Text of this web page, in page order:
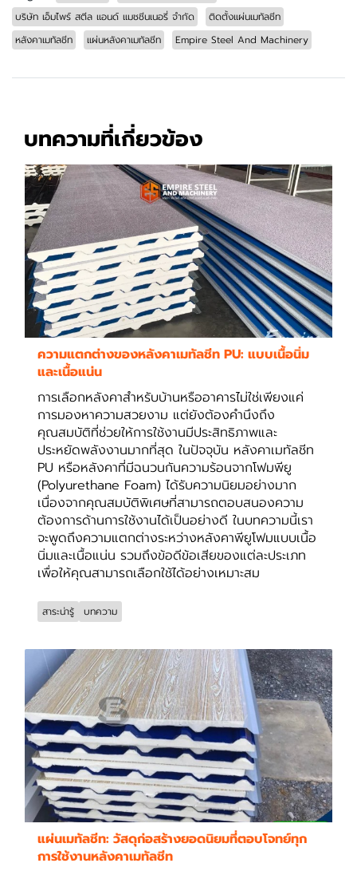
บริษัท เอ็มไพร์ สตีล แอนด์ แมชชีนเนอรี่ จำกัด
ติดตั้งแผ่นเมทัลชีท
หลังคาเมทัลชีท
แผ่นหลังคาเมทัลชีท Empire Steel And Machinery
บทความที่เกี่ยวข้อง
ความแตกต่างของหลังคาเมทัลชีท PU: แบบเนื้อนิ่ม
และเนื้อแน่น
การเลือกหลังคาสำหรับบ้านหรืออาคารไม่ใช่เพียงแค่
การมองหาความสวยงาม แต่ยังต้องคำนึงถึง
คุณสมบัติที่ช่วยให้การใช้งานมีประสิทธิภาพและ
ประหยัดพลังงานมากที่สุด ในปัจจุบัน หลังคาเมทัลชีท
PU หรือหลังคาที่มีฉนวนกันความร้อนจากโฟมพียู
(Polyurethane Foam) ได้รับความนิยมอย่างมาก
เนื่องจากคุณสมบัติพิเศษที่สามารถตอบสนองความ
ต้องการด้านการใช้งานได้เป็นอย่างดี ในบทความนี้เรา
จะพูดถึงความแตกต่างระหว่างหลังคาพียูโฟมแบบเนื้อ
นิ่มและเนื้อแน่น รวมถึงข้อดีข้อเสียของแต่ละประเภท
เพื่อให้คุณสามารถเลือกใช้ได้อย่างเหมาะสม
สาระน่ารู้ บทความ
แผ่นเมทัลชีท: วัสดุก่อสร้างยอดนิยมที่ตอบโจทย์ทุก
การใช้งานหลังคาเมทัลชีท